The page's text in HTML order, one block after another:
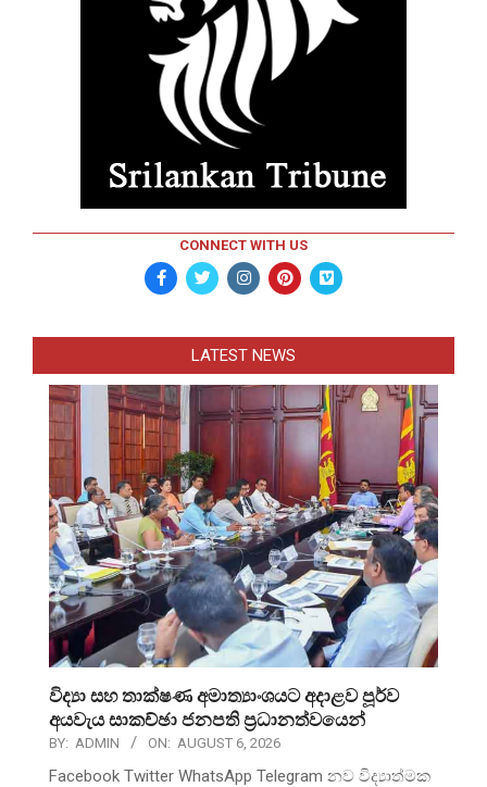
CONNECT WITH US
LATEST NEWS
විද්‍යා සහ තාක්ෂණ අමාත්‍යාංශයට අදාළව පූර්ව
අයවැය සාකච්ඡා ජනපති ප්‍රධානත්වයෙන්
BY: ADMIN ON: AUGUST 6, 2026
Facebook Twitter WhatsApp Telegram නව විද්‍යාත්මක